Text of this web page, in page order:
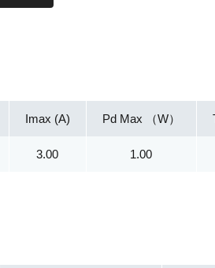
Imax (A)
3.00
Pd Max （W）
1.00